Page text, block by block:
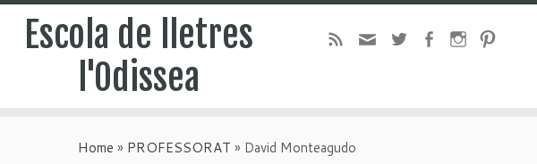
Escola de lletres
l'Odissea
Home » PROFESSORAT » David Monteagudo